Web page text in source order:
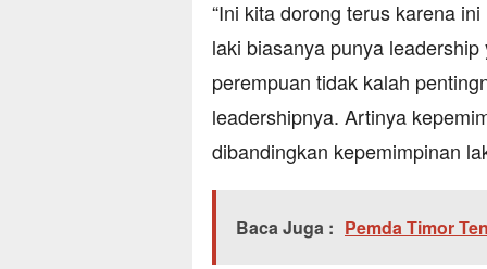
“Ini kita dorong terus karena
laki biasanya punya
perempuan tidak kalah
leadershipnya. Artinya
dibandingkan kepemimpinan
Baca Juga : Pemda Timor